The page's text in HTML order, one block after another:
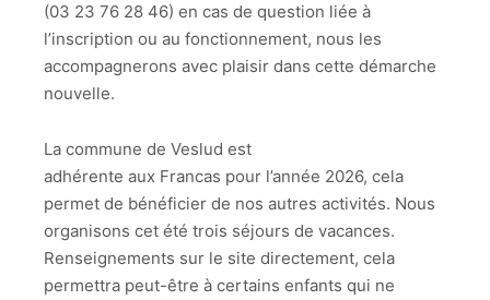
(03 23 76 28 46) en cas de question liée à
l’inscription ou au fonctionnement, nous les
accompagnerons avec plaisir dans cette démarche
nouvelle.
La commune de Veslud est
adhérente aux Francas pour l’année 2026, cela
permet de bénéficier de nos autres activités. Nous
organisons cet été trois séjours de vacances.
Renseignements sur le site directement, cela
permettra peut-être à certains enfants qui ne